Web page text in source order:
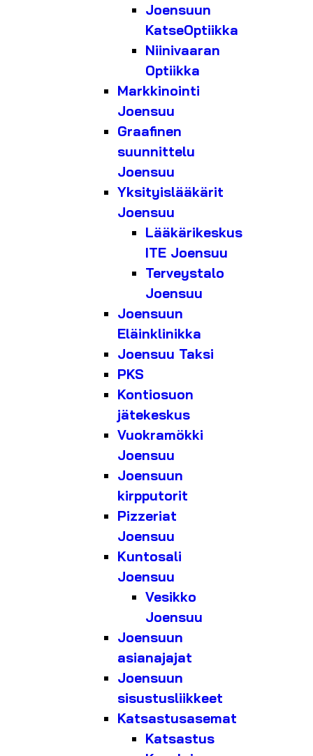
Joensuun
KatseOptiikka
Niinivaaran
Optiikka
Markkinointi
Joensuu
Graafinen
suunnittelu
Joensuu
Yksityislääkärit
Joensuu
Lääkärikeskus
ITE Joensuu
Terveystalo
Joensuu
Joensuun
Eläinklinikka
Joensuu Taksi
PKS
Kontiosuon
jätekeskus
Vuokramökki
Joensuu
Joensuun
kirpputorit
Pizzeriat
Joensuu
Kuntosali
Joensuu
Vesikko
Joensuu
Joensuun
asianajajat
Joensuun
sisustusliikkeet
Katsastusasemat
Katsastus